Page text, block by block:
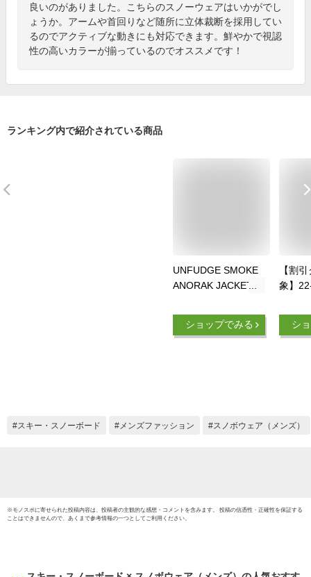
良いのがありました。こちらのスノーウェアはいかがでし
ょうか。アームや首回りなど随所に立体裁断を採用してい
るのでアクティブな動きにも対応できます。鮮やかで視認
性の高いカラーが揃っているのでオススメです！
ランキング内で紹介されている商品
UNFUDGE SMOKE
ANORAK JACKET
OUTERWEAR アン
ファッジ アウター
ショップでみる
【割
象】
ンズ
シ
スキー・スノーボード メンズファッション スノボウェア（メンズ）
※モノスポに寄せられた投稿内容は、投稿者の主観的な感想・コメントを含みます。 投稿の信憑性・正確性を保証する
ことはできませんので、あくまで参考情報の一つとしてご利用ください。